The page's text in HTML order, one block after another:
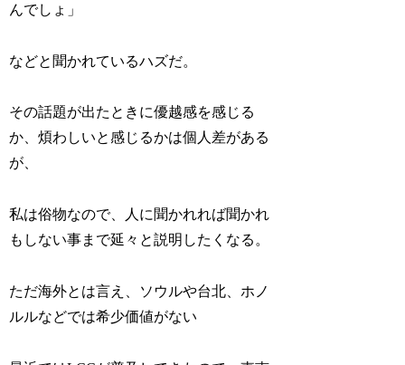
んでしょ」
などと聞かれているハズだ。
その話題が出たときに優越感を感じる
か、煩わしいと感じるかは個人差がある
が、
私は俗物なので、人に聞かれれば聞かれ
もしない事まで延々と説明したくなる。
ただ海外とは言え、ソウルや台北、ホノ
ルルなどでは希少価値がない